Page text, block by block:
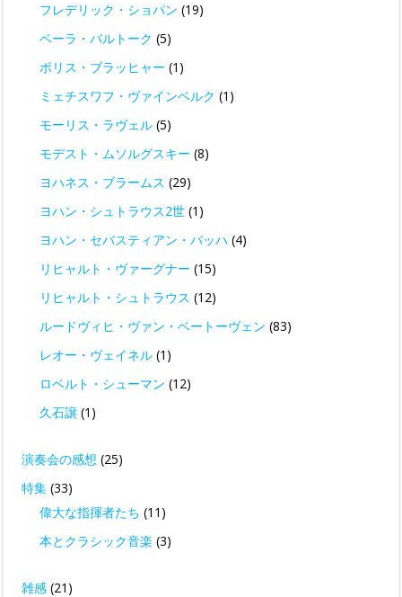
フレデリック・ショパン (19)
ベーラ・バルトーク (5)
ボリス・ブラッヒャー (1)
ミェチスワフ・ヴァインベルク (1)
モーリス・ラヴェル (5)
モデスト・ムソルグスキー (8)
ヨハネス・ブラームス (29)
ヨハン・シュトラウス2世 (1)
ヨハン・セバスティアン・バッハ (4)
リヒャルト・ヴァーグナー (15)
リヒャルト・シュトラウス (12)
ルードヴィヒ・ヴァン・ベートーヴェン (83)
レオー・ヴェイネル (1)
ロベルト・シューマン (12)
久石譲 (1)
演奏会の感想 (25)
特集 (33)
偉大な指揮者たち (11)
本とクラシック音楽 (3)
雑感 (21)